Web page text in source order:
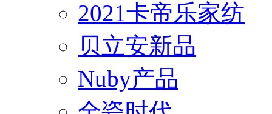
2021卡帝乐家纺
贝立安新品
Nuby产品